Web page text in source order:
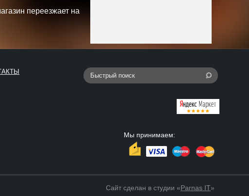
переезжает на
Мы принимаем:
Сайт сделан в студии «Parnas IT»